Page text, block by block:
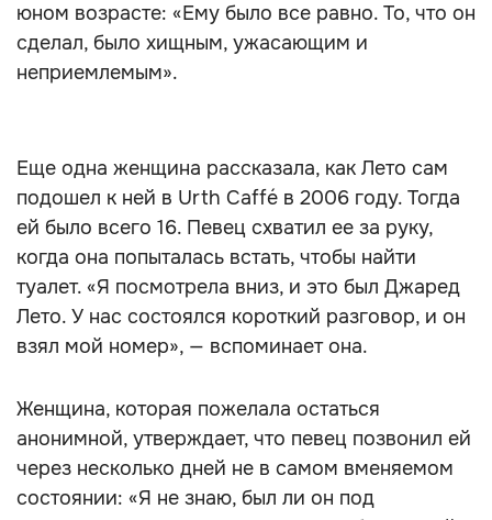
юном возрасте: «Ему было все равно. То, что он
сделал, было хищным, ужасающим и
неприемлемым».
Еще одна женщина рассказала, как Лето сам
подошел к ней в Urth Caffé в 2006 году. Тогда
ей было всего 16. Певец схватил ее за руку,
когда она попыталась встать, чтобы найти
туалет. «Я посмотрела вниз, и это был Джаред
Лето. У нас состоялся короткий разговор, и он
взял мой номер», — вспоминает она.
Женщина, которая пожелала остаться
анонимной, утверждает, что певец позвонил ей
через несколько дней не в самом вменяемом
состоянии: «Я не знаю, был ли он под